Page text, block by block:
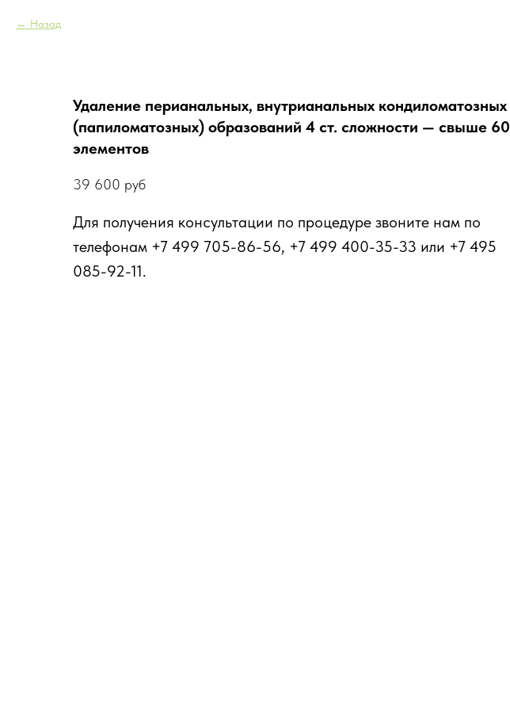
Назад
Удаление перианальных, внутрианальных кондиломатозных
(папиломатозных) образований 4 ст. сложности — свыше 60
элементов
39 600 руб
Для получения консультации по процедуре звоните нам по
телефонам +7 499 705-86-56, +7 499 400-35-33 или +7 495
085-92-11.